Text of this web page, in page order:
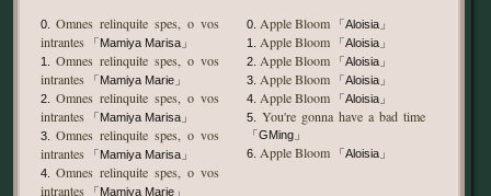
0.Omnes relinquite spes, o vos
intrantes「Mamiya Marisa」
1.Omnes relinquite spes, o vos
intrantes「Mamiya Marie」
2.Omnes relinquite spes, o vos
intrantes「Mamiya Marisa」
3.Omnes relinquite spes, o vos
intrantes「Mamiya Marisa」
4.Omnes relinquite spes, o vos
intrantes「Mamiya Marie」
0. Apple Bloom「Aloisia」
1.
Apple Bloom「Aloisia」
2. Apple Bloom「Aloisia」
3. Apple Bloom「Aloisia」
4. Apple Bloom「Aloisia」
5. You're gonna have a bad time
「GMing」
6. Apple Bloom「Aloisia」